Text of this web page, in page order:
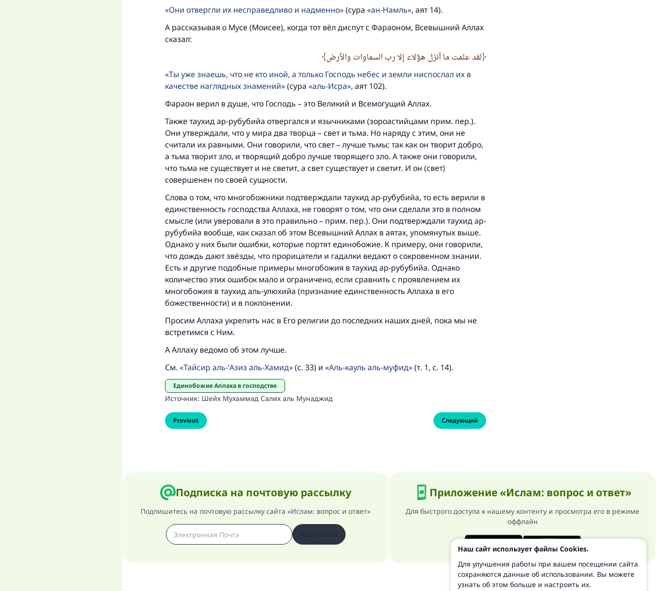
Они отвергли их несправедливо и надменно (сура ан-Намль , аят 14).
А рассказывая о Мусе (Моисее), когда тот вёл диспут с Фараоном, Всевышний Аллах
сказал:
لقد علمت ما أنزل هؤلاء إلا رب السماوات والأرض
Ты уже знаешь, что не кто иной, а только Господь небес и земли ниспослал их в
качестве наглядных знамений (сура аль-Исра , аят 102).
Фараон верил в душе, что Господь – это Великий и Всемогущий Аллах.
Также таухид ар-рубубийа отвергался и язычниками (зороастийцами прим. пер.).
Они утверждали, что у мира два творца – свет и тьма. Но наряду с этим, они не
считали их равными. Они говорили, что свет – лучше тьмы; так как он творит добро,
а тьма творит зло, и творящий добро лучше творящего зло. А также они говорили,
что тьма не существует и не светит, а свет существует и светит. И он (свет)
совершенен по своей сущности.
Слова о том, что многобожники подтверждали таухид ар-рубубийа, то есть верили в
единственность господства Аллаха, не говорят о том, что они сделали это в полном
смысле (или уверовали в это правильно – прим. пер.). Они подтверждали таухид ар-
рубубийа вообще, как сказал об этом Всевышний Аллах в аятах, упомянутых выше.
Однако у них были ошибки, которые портят единобожие. К примеру, они говорили,
что дождь дают звёзды, что прорицатели и гадалки ведают о сокровенном знании.
Есть и другие подобные примеры многобожия в таухид ар-рубубийа. Однако
количество этих ошибок мало и ограничено, если сравнить с проявлением их
многобожия в таухид аль-улюхийа (признание единственность Аллаха в его
божественности) и в поклонении.
Просим Аллаха укрепить нас в Его религии до последних наших дней, пока мы не
встретимся с Ним.
А Аллаху ведомо об этом лучше.
См. Тайсир аль-‘Азиз аль-Хамид (с. 33) и Аль-кауль аль-муфид (т. 1, с. 14).
Единобожие Аллаха в господстве
Источник: Шейх Мухаммад Салих аль Мунаджид
Previous Следующий
Подписка на почтовую рассылку
Подпишитесь на почтовую рассылку сайта «Ислам: вопрос и ответ»
Приложение «Ислам: вопрос и ответ»
Для быстрого доступа к нашему контенту и просмотра его в режиме
оффлайн
Участвуйте сейчас!
Наш сайт использует файлы Cookies.
Для улучшения работы при вашем посещении сайта
сохраняются данные об использовании. Вы можете
узнать об этом больше и настроить их.